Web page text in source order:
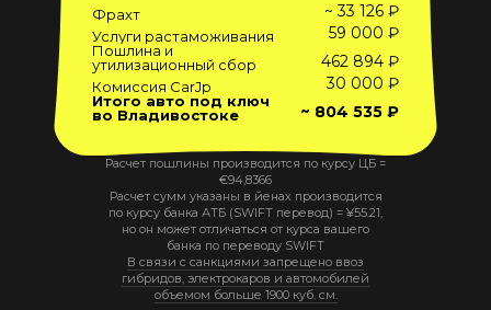
Фрахт
~ 33 126 ₽
Услуги растаможивания 59 000 ₽
Пошлина и
утилизационный сбор
462 894 ₽
Комиссия CarJp 30 000 ₽
Итого авто под ключ
во Владивостоке
~ 804 535 ₽
Расчет пошлины производится по курсу ЦБ =
€94,8366
Расчет сумм указаны в йенах производится
по курсу банка АТБ (SWIFT перевод) = ¥55.21,
но он может отличаться от курса вашего
банка по переводу SWIFT
В связи с санкциями запрещено ввоз
гибридов, электрокаров и автомобилей
объемом больше 1900 куб. см.